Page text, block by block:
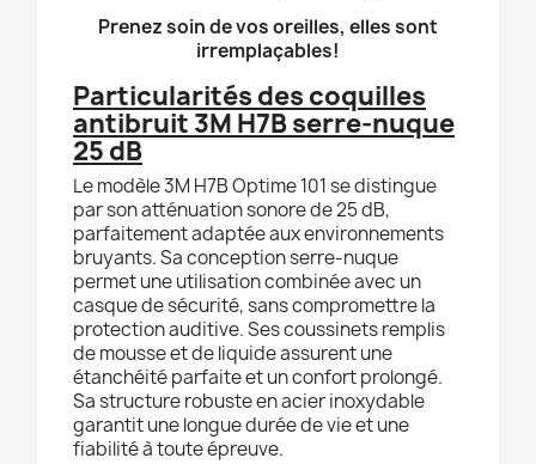
Prenez soin de vos oreilles, elles sont
irremplaçables!
Particularités des coquilles
antibruit 3M H7B serre-nuque
25 dB
Le modèle 3M H7B Optime 101 se distingue
par son atténuation sonore de 25 dB,
parfaitement adaptée aux environnements
bruyants. Sa conception serre-nuque
permet une utilisation combinée avec un
casque de sécurité, sans compromettre la
protection auditive. Ses coussinets remplis
de mousse et de liquide assurent une
étanchéité parfaite et un confort prolongé.
Sa structure robuste en acier inoxydable
garantit une longue durée de vie et une
fiabilité à toute épreuve.